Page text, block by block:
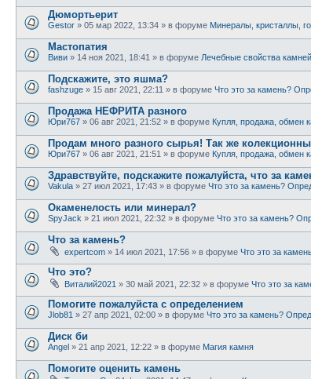
Дюмортьерит
Gestor » 05 мар 2022, 13:34 » в форуме Минералы, кристаллы,
Мастопатия
Виви » 14 ноя 2021, 18:41 » в форуме Лечебные свойства камней
Подскажите, это яшма?
fashzuge » 15 авг 2021, 22:11 » в форуме Что это за камень?
Продажа НЕФРИТА разного
Юри767 » 06 авг 2021, 21:52 » в форуме Купля, продажа, обмен
Продам много разного сырья! Так же
Юри767 » 06 авг 2021, 21:51 » в форуме Купля, продажа, обмен
Здравствуйте, подскажите пожалуйста, что за
Vakula » 27 июл 2021, 17:43 » в форуме Что это за камень?
Окаменелость или минерал?
SpyJack » 21 июл 2021, 22:32 » в форуме Что это за камень?
Что за камень?
expertcom » 14 июл 2021, 17:56 » в форуме Что это за
Что это?
Виталий2021 » 30 май 2021, 22:32 » в форуме Что это за
Помогите пожалуйста с определением
Jlob81 » 27 апр 2021, 02:00 » в форуме Что это за камень?
Диск би
Angel » 21 апр 2021, 12:22 » в форуме Магия камня
Помогите оценить камень